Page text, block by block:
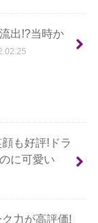
出!?当時か
も好評!ドラ
に可愛い
力が高評価!